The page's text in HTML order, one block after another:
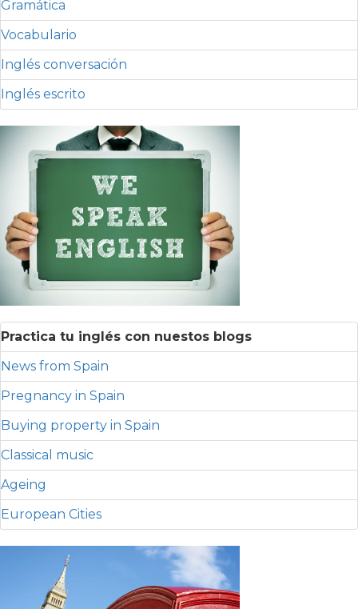
Gramática
Vocabulario
Inglés conversación
Inglés escrito
Practica tu inglés con nuestos blogs
News from Spain
Pregnancy in Spain
Buying property in Spain
Classical music
Ageing
European Cities